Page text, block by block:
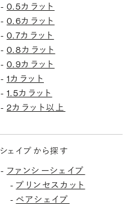
- 0.5カラット
- 0.6カラット
- 0.7カラット
- 0.8カラット
- 0.9カラット
- 1カラット
- 1.5カラット
- 2カラット以上
シェイプから探す
- ファンシーシェイプ
- プリンセスカット
- ペアシェイプ